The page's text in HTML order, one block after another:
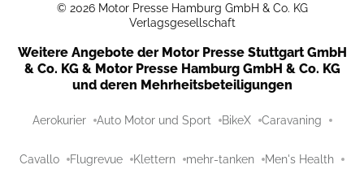
© 2026 Motor Presse Hamburg GmbH & Co. KG
Verlagsgesellschaft
Weitere Angebote der Motor Presse Stuttgart GmbH
& Co. KG & Motor Presse Hamburg GmbH & Co. KG
und deren Mehrheitsbeteiligungen
Aerokurier Auto Motor und Sport BikeX Caravaning
Cavallo Flugrevue Klettern mehr-tanken Men's Health